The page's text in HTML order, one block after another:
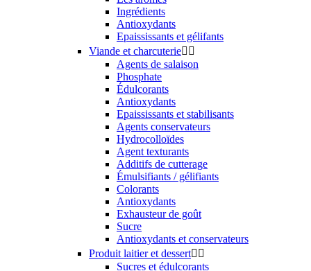
Ingrédients
Antioxydants
Epaississants et gélifants
Viande et charcuterie 
Agents de salaison
Phosphate
Édulcorants
Antioxydants
Epaississants et stabilisants
Agents conservateurs
Hydrocolloïdes
Agent texturants
Additifs de cutterage
Émulsifiants / gélifiants
Colorants
Antioxydants
Exhausteur de goût
Sucre
Antioxydants et conservateurs
Produit laitier et dessert 
Sucres et édulcorants